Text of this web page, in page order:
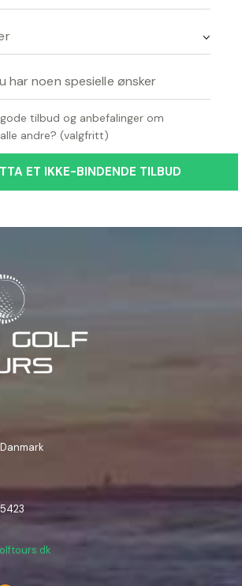
tilbud og anbefalinger om
andre? (valgfritt)